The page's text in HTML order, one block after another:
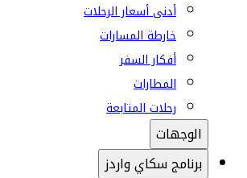
أدنى أسعار الرحلات
خارطة المسارات
أفكار السفر
المطارات
رحلات المتابعة
الوجهات
برنامج سكاي واردز